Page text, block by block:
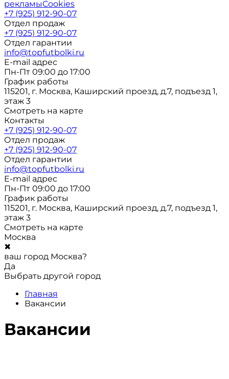
рекламыCookies
+7 (925) 912-90-07
Отдел продаж
+7 (925) 912-90-07
Отдел гарантии
info@topfutbolki.ru
E-mail адрес
Пн-Пт 09:00 до 17:00
График работы
115201, г. Москва, Каширский проезд, д.7, подъезд 1,
этаж 3
Смотреть на карте
Контакты
+7 (925) 912-90-07
Отдел продаж
+7 (925) 912-90-07
Отдел гарантии
info@topfutbolki.ru
E-mail адрес
Пн-Пт 09:00 до 17:00
График работы
115201, г. Москва, Каширский проезд, д.7, подъезд 1,
этаж 3
Смотреть на карте
Москва
✖
ваш город Москва?
Да
Выбрать другой город
Главная
Вакансии
Вакансии